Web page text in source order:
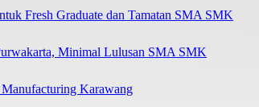
Fresh Graduate dan Tamatan SMA SMK
Minimal Lulusan SMA SMK
Karawang